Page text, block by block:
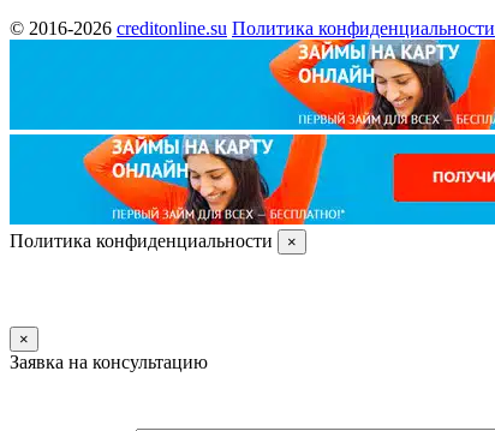
© 2016-2026 creditonline.su Политика конфиденциальности
Политика конфиденциальности ×
×
Заявка на консультацию